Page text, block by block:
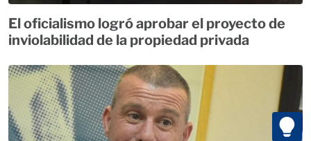
El oficialismo logró aprobar el proyecto de
inviolabilidad de la propiedad privada